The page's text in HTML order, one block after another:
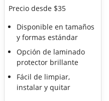
Precio desde $35
Disponible en tamaños
y formas estándar
Opción de laminado
protector brillante
Fácil de limpiar,
instalar y quitar